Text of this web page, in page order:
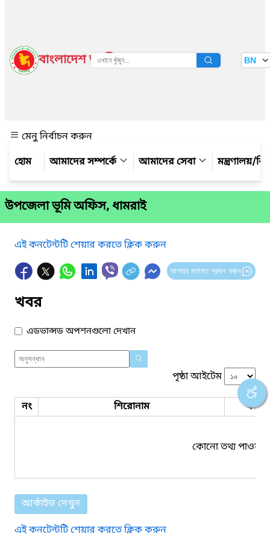
বাংলাদেশ জাতীয় তথ্য বাতায়ন BN
মেনু নির্বাচন করুন
আমাদের সম্পর্কে
আমাদের সেবা মন্ত্রণালয়/
উপজেলা ভূমি অফিস, ধামরাই
এই কনটেন্টটি শেয়ার করতে ক্লিক করুন
আপনার মতামত প্রদান করুন
খবর
এডভান্সড অপশনগুলো দেখান
পৃষ্ঠা আইটেম
নং শিরোনাম ফাইল
কোনো তথ্য পাওয়া
আর্কাইভ দেখুন
এই কনটেন্টটি শেয়ার করতে ক্লিক করুন